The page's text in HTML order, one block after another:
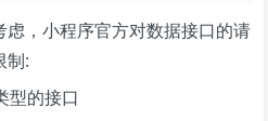
虑，小程序官方对数据接口的请
制:
型的接口